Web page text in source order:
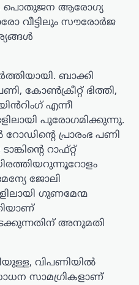
പൊതുജന ആരോഗ്യ
വീട്ടിലും സൗരോർജ
ബാക്കി
കോൺക്രീറ്റ് ഭിത്തി,
എന്നീ
പുരോഗമിക്കുന്നു.
റോഡിന്റെ പ്രാരംഭ പണി
റാഫ്റ്റ്
ജോലി
ഗുണമേന്മ
അനുമതി
വിപണിയിൽ
സാമഗ്രികളാണ്